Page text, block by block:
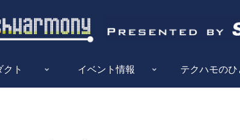
クト イベント情報 テクハモのひ